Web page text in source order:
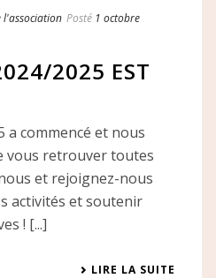
l'association Posté 1 octobre
2025 EST
a commencé et nous
vous retrouver toutes
et rejoignez-nous
activités et soutenir
! [...]
LIRE LA SUITE